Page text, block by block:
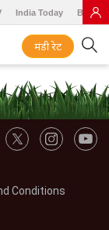
India Today BT
मंडी रेट
Conditions